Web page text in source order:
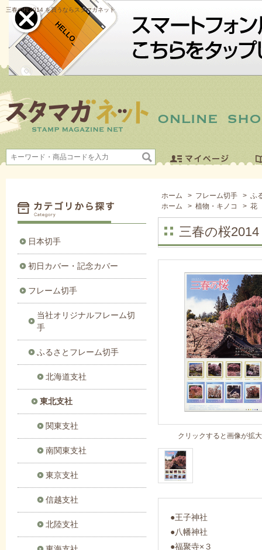
三春の桜2014 を買うならスタマガネット
ホーム > フレーム切手 > ふ
ホーム
> 植物・キノコ > 花
三春の桜2014
クリックすると画像が拡
●王子神社
●八幡神社
●福聚寺×３
日本切手
初日カバー・記念カバー
フレーム切手
当社オリジナルフレーム切
手
ふるさとフレーム切手
北海道支社
東北支社
関東支社
南関東支社
東京支社
信越支社
北陸支社